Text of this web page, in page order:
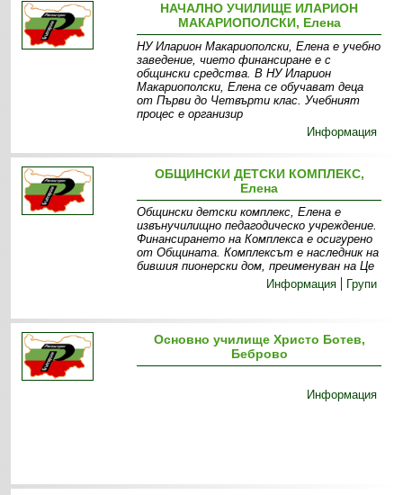
НАЧАЛНО УЧИЛИЩЕ ИЛАРИОН
МАКАРИОПОЛСКИ, Елена
НУ Иларион Макариополски, Елена е учебно
заведение, чието финансиране е с
общински средства. В НУ Иларион
Макариополски, Елена се обучават деца
от Първи до Четвърти клас. Учебният
процес е организир
Информация
ОБЩИНСКИ ДЕТСКИ КОМПЛЕКС,
Елена
Общински детски комплекс, Елена е
извънучилищно педагодическо учреждение.
Финансирането на Комплекса е осигурено
от Общината. Комплексът е наследник на
бившия пионерски дом, преименуван на Це
Информация
Групи
Основно училище Христо Ботев,
Беброво
Информация